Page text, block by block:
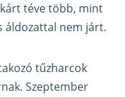
téve több, mint
áldozattal nem járt.
tűzharcok
Szeptember